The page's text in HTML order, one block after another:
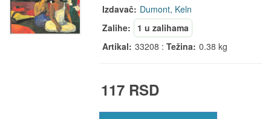
Izdavač: Dumont, Keln
Zalihe:
1 u zalihama
Artikal: 33208 :Težina: 0.38 kg
117 RSD